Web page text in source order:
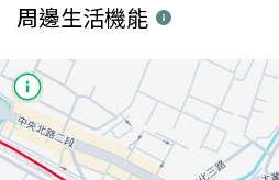
周邊生活機能